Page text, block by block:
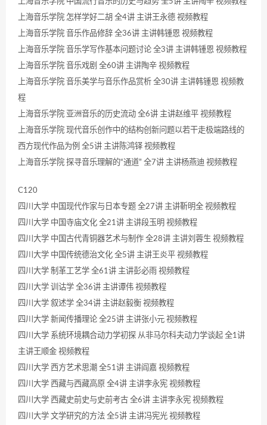
上海音乐学院 怎样学好二胡 全4讲 主讲王永德 视频教程
上海音乐学院 音乐作品修辞 全36讲 主讲韩锺恩 视频教程
上海音乐学院 音乐学写作基本问题讨论 全3讲 主讲韩锺恩 视频教程
上海音乐学院 音乐戏剧 全60讲 主讲陶辛 视频教程
上海音乐学院 音乐美学与音乐作品赏析 全30讲 主讲韩锺恩 视频教
程
上海音乐学院 亚洲音乐的历史流动 全6讲 主讲赵维平 视频教程
上海音乐学院 现代音乐创作中的结构创新问题以若干走极端路线的
西方现代作品为例 全5讲 主讲陈鸿铎 视频教程
上海音乐学院 探寻音乐理解的“通道” 全7讲 主讲杨燕迪 视频教程
C120
四川大学 中国现代作家与日本专题 全27讲 主讲靳明全 视频教程
四川大学 中国寺庙文化 全21讲 主讲段玉明 视频教程
四川大学 中国古代青铜器艺术与制作 全28讲 主讲刘蓉生 视频教程
四川大学 中国传统德治文化 全5讲 主讲王炎平 视频教程
四川大学 制革工艺学 全61讲 主讲彭必雨 视频教程
四川大学 训诂学 全36讲 主讲谭伟 视频教程
四川大学 叙述学 全34讲 主讲赵毅衡 视频教程
四川大学 新闻传播理论 全25讲 主讲张小元 视频教程
四川大学 系统环境耦合动力学初探 从非马尔科夫动力学谈起 全1讲
主讲王顺金 视频教程
四川大学 西方艺术思潮 全51讲 主讲阎嘉 视频教程
四川大学 西藏与西藏高原 全4讲 主讲李永宪 视频教程
四川大学 西藏史前史与史前考古 全6讲 主讲李永宪 视频教程
四川大学 文学研究的方法 全5讲 主讲冯宪光 视频教程